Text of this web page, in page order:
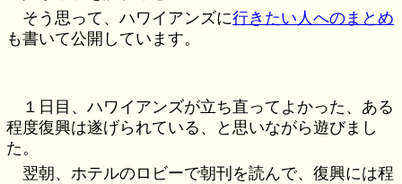
そう思って、ハワイアンズに行きたい人へのまとめ
も書いて公開しています。
１日目、ハワイアンズが立ち直ってよかった、ある
程度復興は遂げられている、と思いながら遊びまし
た。
翌朝、ホテルのロビーで朝刊を読んで、復興には程